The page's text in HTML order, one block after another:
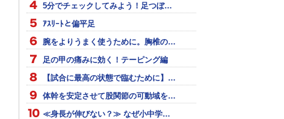
5分でチェックしてみよう！足つぼ…
ｱｽﾘｰﾄと偏平足
腕をよりうまく使うために。胸椎の…
足の甲の痛みに効く！テーピング編
【試合に最高の状態で臨むために】…
体幹を安定させて股関節の可動域を…
≪身長が伸びない？≫ なぜ小中学…